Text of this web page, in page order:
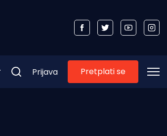
Prijava Pretplati se